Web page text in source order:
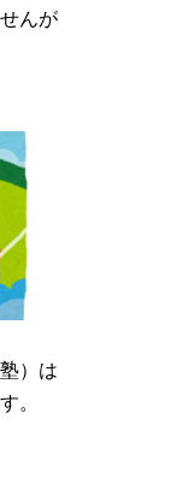
んが
）は
。